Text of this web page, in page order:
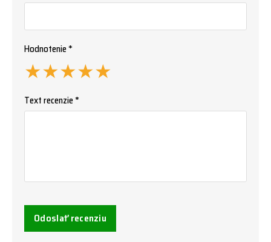
Hodnotenie *
★
★
★
★
★
Text recenzie *
Odoslať recenziu